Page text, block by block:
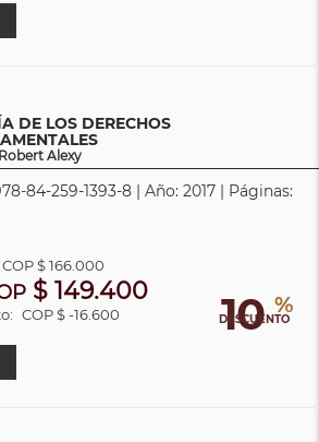
DE LOS DERECHOS
Alexy
84-259-1393-8 | Año: 2017 | Páginas:
10 %
DESCUENTO
COP$ 166.000
$ 149.400
COP $ -16.600